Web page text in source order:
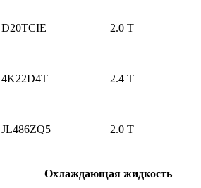
D20TCIE 2.0 T
4K22D4T 2.4 T
JL486ZQ5 2.0 T
Охлаждающая жидкость